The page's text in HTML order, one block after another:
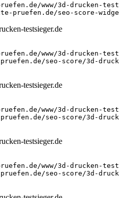
www/3d-drucken-
www/3d-drucken-
seo-score/3d-
www/3d-drucken-
seo-score/3d-
www/3d-drucken-
seo-score/3d-